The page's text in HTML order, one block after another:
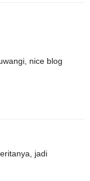
nice blog
jadi